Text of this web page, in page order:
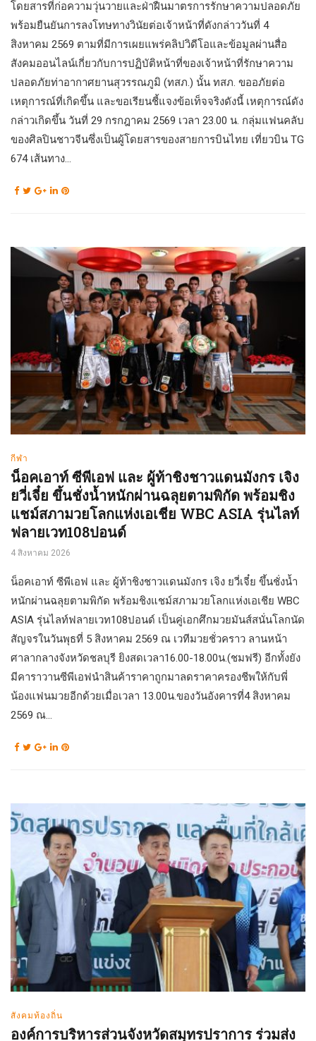
โดยสารที่ก่อความวุ่นวายและฝ่าฝืนมาตรการรักษาความปลอดภัย
พร้อมยืนยันการลงโทษทางวินัยต่อเจ้าหน้าที่ดังกล่าววันที่ 4
สิงหาคม 2569 ตามที่มีการเผยแพร่คลิปวิดีโอและข้อมูลผ่านสื่อ
สังคมออนไลน์เกี่ยวกับการปฏิบัติหน้าที่ของเจ้าหน้าที่รักษาความ
ปลอดภัยท่าอากาศยานสุวรรณภูมิ (ทสภ.) นั้น ทสภ. ขออภัยต่อ
เหตุการณ์ที่เกิดขึ้น และขอเรียนชี้แจงข้อเท็จจริงดังนี้ เหตุการณ์ดัง
กล่าวเกิดขึ้น วันที่ 29 กรกฎาคม 2569 เวลา 23.00 น. กลุ่มแฟนคลับ
ของศิลปินชาวจีนซึ่งเป็นผู้โดยสารของสายการบินไทย เที่ยวบิน TG
674 เส้นทาง...
กีฬา
น็อคเอาท์ ซีพีเอฟ และ ผู้ท้าชิงชาวแดนมังกร เจิง
ยวี่เจี๋ย ขึ้นชั่งน้ำหนักผ่านฉลุยตามพิกัด พร้อมชิง
แชม์สภามวยโลกแห่งเอเชีย WBC ASIA รุ่นไลท์
ฟลายเวท108ปอนด์
4 สิงหาคม 2026
น็อคเอาท์ ซีพีเอฟ และ ผู้ท้าชิงชาวแดนมังกร เจิง ยวี่เจี๋ย ขึ้นชั่งน้ำ
หนักผ่านฉลุยตามพิกัด พร้อมชิงแชม์สภามวยโลกแห่งเอเชีย WBC
ASIA รุ่นไลท์ฟลายเวท108ปอนด์ เป็นคู่เอกศึกมวยมันส์สนั่นโลกนัด
สัญจรในวันพุธที่ 5 สิงหาคม 2569 ณ เวทีมวยชั่วคราว ลานหน้า
ศาลากลางจังหวัดชลบุรี ยิงสดเวลา16.00-18.00น.(ชมฟรี) อีกทั้งยัง
มีคาราวานซีพีเอฟนำสินค้าราคาถูกมาลดราคาครองชีพให้กับพี่
น้องแฟนมวยอีกด้วยเมื่อเวลา 13.00น.ของวันอังคารที่4 สิงหาคม
2569 ณ...
สังคมท้องถิ่น
องค์การบริหารส่วนจังหวัดสมุทรปราการ ร่วมส่ง